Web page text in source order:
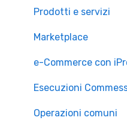
Prodotti e servizi
Marketplace
e-Commerce con
Esecuzioni
Operazioni comuni